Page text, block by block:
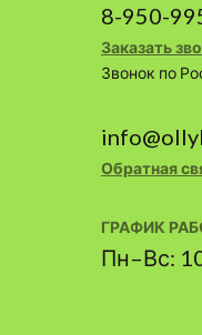
8-950-
Заказать
Звонок по
Обратная
ГРАФИК
Пн–Вс: